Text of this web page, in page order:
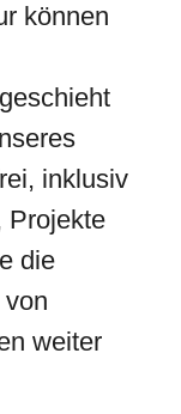
können
inklusiv
Projekte
die
weiter